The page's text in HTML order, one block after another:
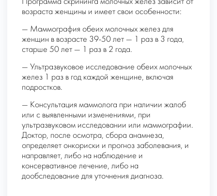
Программа скрининга молочных желез зависит от
возраста женщины и имеет свои особенности:
— Маммография обеих молочных желез для
женщин в возрасте 39-50 лет — 1 раз в 3 года,
старше 50 лет — 1 раз в 2 года.
— Ультразвуковое исследование обеих молочных
желез 1 раз в год каждой женщине, включая
подростков.
— Консультация маммолога при наличии жалоб
или с выявленными изменениями, при
ультразвуковом исследовании или маммографии.
Доктор, после осмотра, сбора анамнеза,
определяет онкориски и прогноз заболевания, и
направляет, либо на наблюдение и
консервативное лечение, либо на
дообследование для уточнения диагноза.